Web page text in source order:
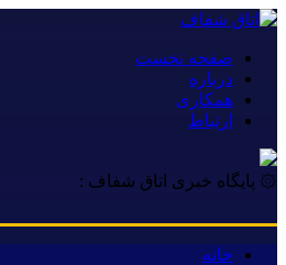
صفحه نخست
درباره
همکاری
ارتباط
۞ پایگاه خبری اتاق شفاف :
خانه